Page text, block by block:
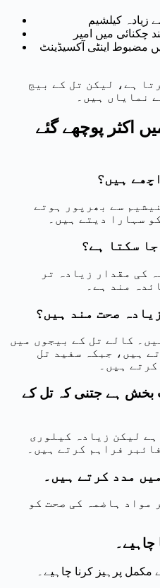
زیادہ کیلشیم
میں امیر
مضبوط اینٹی آکسیڈینٹ
ہے، لیکن تل کے بیج
نمایاں ہیں۔
اکثر پوچھے گئے
سے بھرپور ہوتے
سہارا دیتے ہیں۔
کی مقدار زیادہ تر
مند ہے۔
کالے تل کے بیجوں میں
ہیں، جبکہ سفید تل
ہیں۔
بخش ہے جتنی کہ تل کے
لیکن زیادہ کیلوری
فراہم کرتے ہیں۔
مواد ہاضمہ کی صحت کو
پرہیز کرنا چاہیے۔